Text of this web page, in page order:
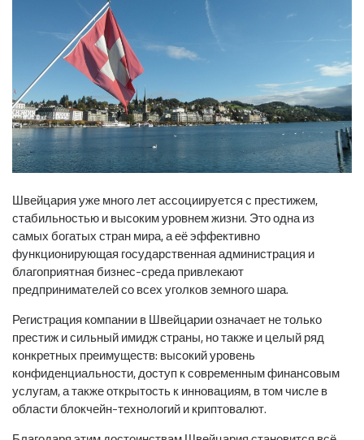
Швейцария уже много лет ассоциируется с престижем,
стабильностью и высоким уровнем жизни. Это одна из
самых богатых стран мира, а её эффективно
функционирующая государственная администрация и
благоприятная бизнес-среда привлекают
предпринимателей со всех уголков земного шара.
Регистрация компании в Швейцарии означает не только
престиж и сильный имидж страны, но также и целый ряд
конкретных преимуществ: высокий уровень
конфиденциальности, доступ к современным финансовым
услугам, а также открытость к инновациям, в том числе в
области блокчейн-технологий и криптовалют.